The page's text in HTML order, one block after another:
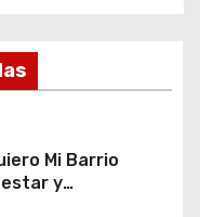
Mi Barrio
y
activo en